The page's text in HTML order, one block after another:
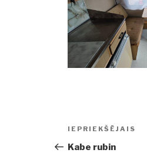
Ziņu
izvēlne
Iepriekšējā
ziņa:
IEPRIEKŠĒJAIS
Kabe rubin